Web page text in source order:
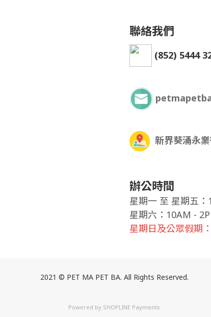
聯絡我們
(852) 5444
新界葵涌永
辦公時間
星期一 至 星期五
星期六：10AM -
星期日及公眾假期
2021 © PET MA PET BA. All Rights Reserved.
Powered by SHOPLINE Payments